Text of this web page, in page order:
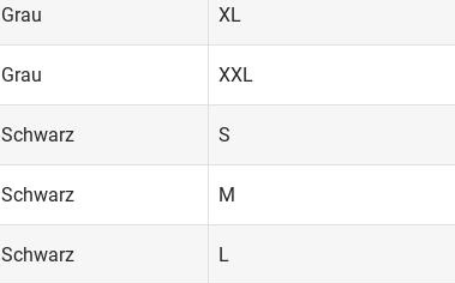
Grau XL
Grau XXL
Schwarz S
Schwarz M
Schwarz L